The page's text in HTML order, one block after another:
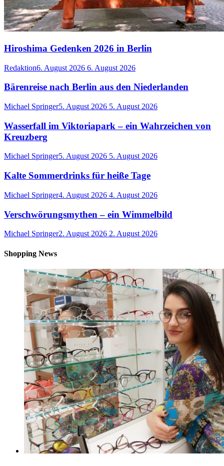
Hiroshima Gedenken 2026 in Berlin
Redaktion6. August 2026 6. August 2026
Bärenreise nach Berlin aus den Niederlanden
Michael Springer5. August 2026 5. August 2026
Wasserfall im Viktoriapark – ein Wahrzeichen von
Kreuzberg
Michael Springer5. August 2026 5. August 2026
Kalte Sommerdrinks für heiße Tage
Michael Springer4. August 2026 4. August 2026
Verschwörungsmythen – ein Wimmelbild
Michael Springer2. August 2026 2. August 2026
Shopping News